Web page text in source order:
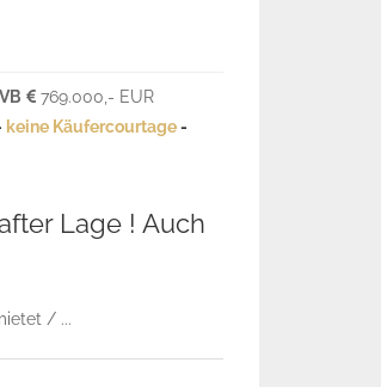
VB
769.000,- EUR
keine Käufercourtage-
Lage ! Auch
/ ...